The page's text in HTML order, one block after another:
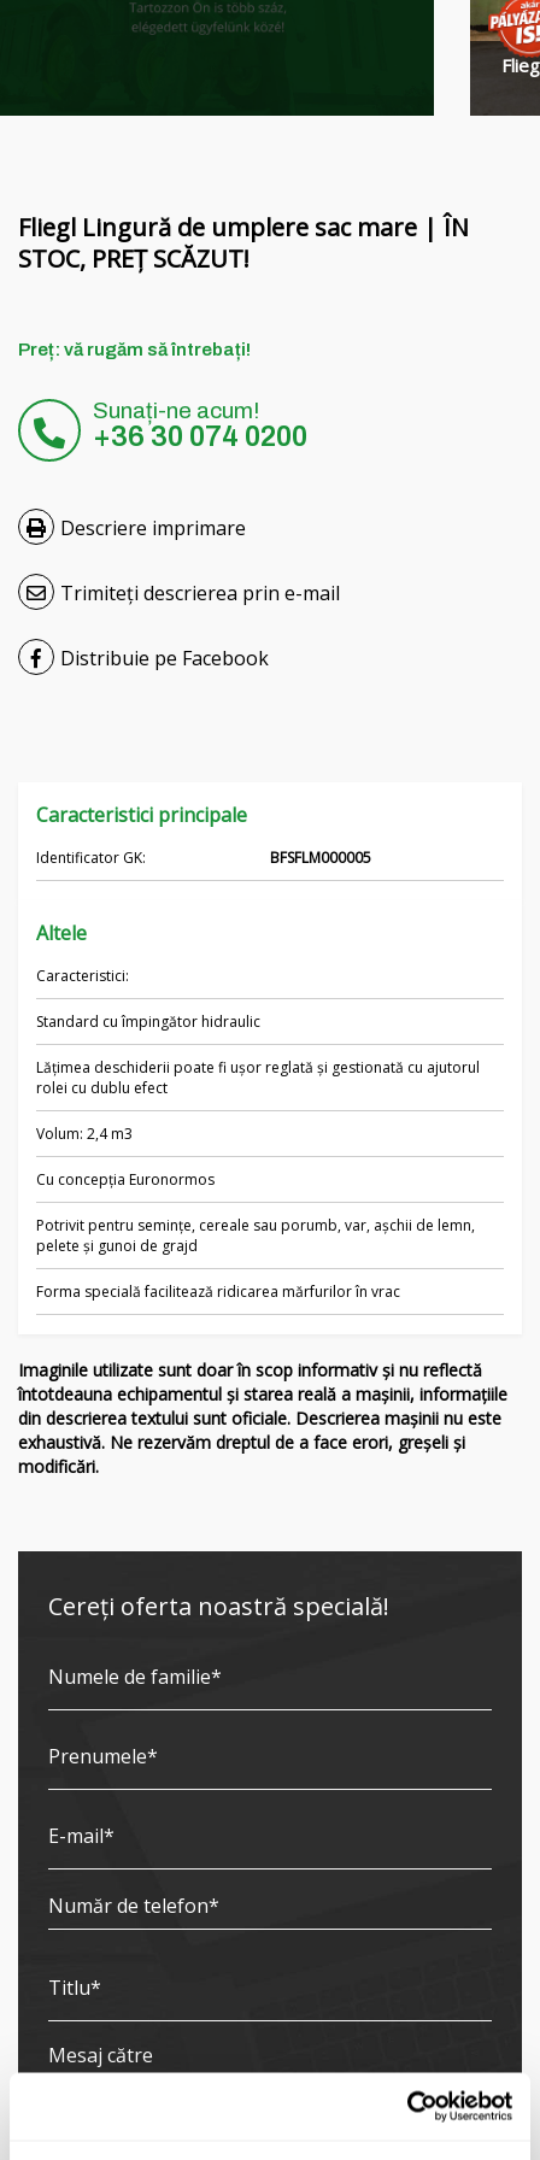
Alte accesorii
Despre noi
Persoană de contact
English
Magyar
Hrvatski
Українська
Fliegl Lingură de umplere sac mare | ÎN
STOC, PREȚ SCĂZUT!
Preț: vă rugăm să întrebați!
Sunați-ne acum!
+36 30 074 0200
Descriere imprimare
Trimiteți descrierea prin e-mail
Distribuie pe Facebook
Caracteristici principale
Identificator GK: BFSFLM000005
Altele
Caracteristici:
Standard cu împingător hidraulic
Lățimea deschiderii poate fi ușor reglată și gestionată cu ajutorul
rolei cu dublu efect
Volum: 2,4 m3
Cu concepția Euronormos
Potrivit pentru semințe, cereale sau porumb, var, așchii de lemn,
pelete și gunoi de grajd
Forma specială facilitează ridicarea mărfurilor în vrac
Imaginile utilizate sunt doar în scop informativ și nu reflectă
întotdeauna echipamentul și starea reală a mașinii, informațiile
din descrierea textului sunt oficiale. Descrierea mașinii nu este
exhaustivă. Ne rezervăm dreptul de a face erori, greșeli și
modificări.
Cereți oferta noastră specială!